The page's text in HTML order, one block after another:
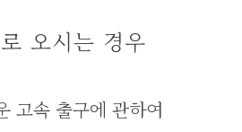
오시는 경우
고속 출구에 관하여